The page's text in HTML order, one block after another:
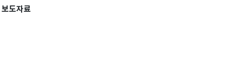
보도자료